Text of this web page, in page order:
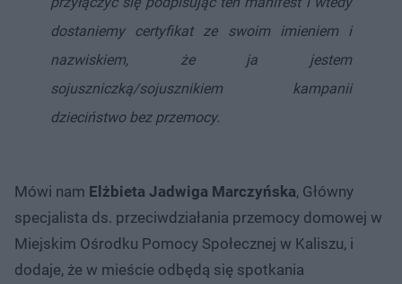
dostaniemy certyfikat ze swoim imieniem i
nazwiskiem, że ja jestem
sojuszniczką/sojusznikiem kampanii
dzieciństwo bez przemocy.
Mówi nam Elżbieta Jadwiga Marczyńska, Główny
specjalista ds. przeciwdziałania przemocy domowej w
Miejskim Ośrodku Pomocy Społecznej w Kaliszu, i
dodaje, że w mieście odbędą się spotkania